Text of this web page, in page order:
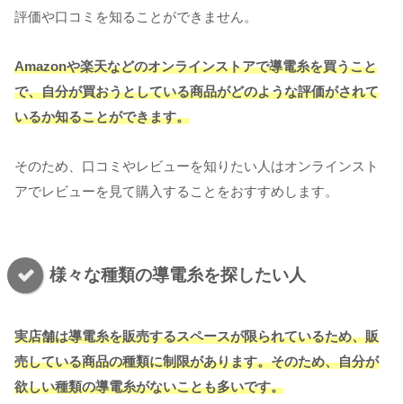
評価や口コミを知ることができません。
Amazonや楽天などのオンラインストアで導電糸を買うこと
で、自分が買おうとしている商品がどのような評価がされて
いるか知ることができます。
そのため、口コミやレビューを知りたい人はオンラインスト
アでレビューを見て購入することをおすすめします。
様々な種類の導電糸を探したい人
実店舗は導電糸を販売するスペースが限られているため、販
売している商品の種類に制限があります。そのため、自分が
欲しい種類の導電糸がないことも多いです。